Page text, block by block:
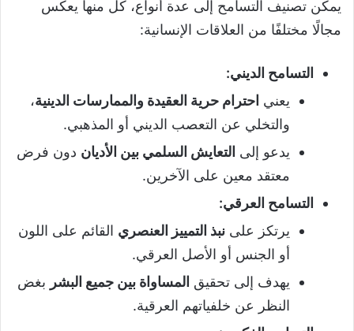
يمكن تصنيف التسامح إلى عدة أنواع، كل منها يعكس
مجالًا مختلفًا من العلاقات الإنسانية:
التسامح الديني:
يعني احترام حرية العقيدة والممارسات الدينية،
والتخلي عن التعصب الديني أو المذهبي.
يدعو إلى التعايش السلمي بين الأديان دون فرض
معتقد معين على الآخرين.
التسامح العرقي:
يرتكز على نبذ التمييز العنصري القائم على اللون
أو الجنس أو الأصل العرقي.
يهدف إلى تحقيق المساواة بين جميع البشر بغض
النظر عن خلفياتهم العرقية.